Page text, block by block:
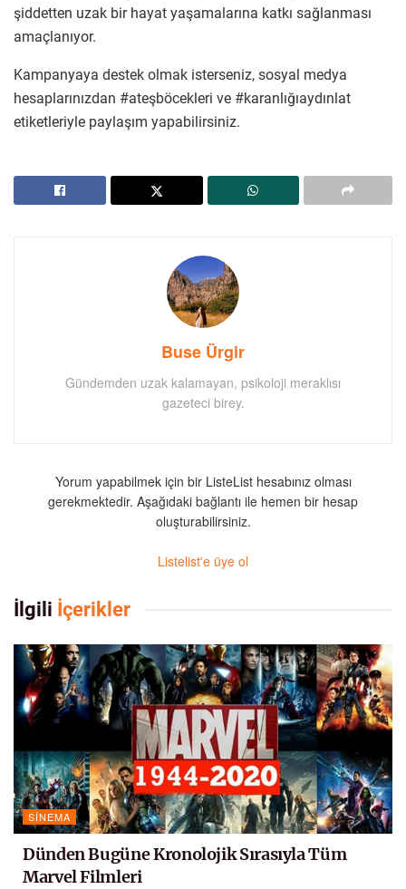
şiddetten uzak bir hayat yaşamalarına katkı sağlanması
amaçlanıyor.
Kampanyaya destek olmak isterseniz, sosyal medya
hesaplarınızdan #ateşböcekleri ve #karanlığıaydınlat
etiketleriyle paylaşım yapabilirsiniz.
Buse Ürgir
Gündemden uzak kalamayan, psikoloji meraklısı
gazeteci birey.
Yorum yapabilmek için bir ListeList hesabınız olması
gerekmektedir. Aşağıdaki bağlantı ile hemen bir hesap
oluşturabilirsiniz.
Listelist'e üye ol
İlgili İçerikler
SINEMA
Dünden Bugüne Kronolojik Sırasıyla Tüm
Marvel Filmleri